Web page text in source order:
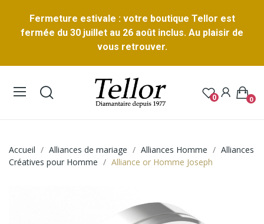
Fermeture estivale : votre boutique Tellor est
fermée du 30 juillet au 26 août inclus. Au plaisir de
vous retrouver.
0 0
Accueil Alliances de mariage Alliances Homme
Alliances
Créatives pour Homme
Alliance or Homme Joseph